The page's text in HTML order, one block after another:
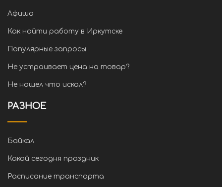
Афиша
Как найти работу в Иркутске
Популярные запросы
Не устраивает цена на товар?
Не нашел что искал?
РАЗНОЕ
Байкал
Какой сегодня праздник
Расписание транспорта